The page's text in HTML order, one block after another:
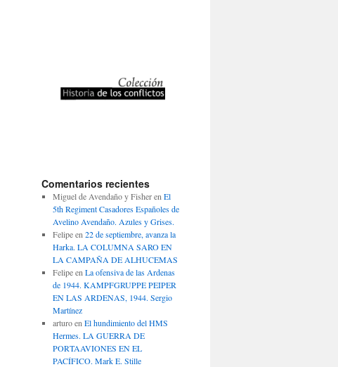
Comentarios recientes
Miguel de Avendaño y Fisheren El
5th Regiment Casadores Españoles de
Avelino Avendaño. Azules y Grises.
Felipeen 22 de septiembre, avanza la
Harka. LA COLUMNA SARO EN
LA CAMPAÑA DE ALHUCEMAS
Felipeen La ofensiva de las Ardenas
de 1944. KAMPFGRUPPE PEIPER
EN LAS ARDENAS, 1944. Sergio
Martínez
arturoen El hundimiento del HMS
Hermes. LA GUERRA DE
PORTAAVIONES EN EL
PACÍFICO. Mark E. Stille